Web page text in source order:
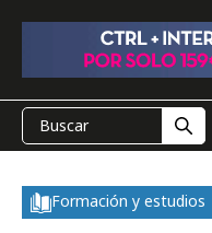
Formación y estudios